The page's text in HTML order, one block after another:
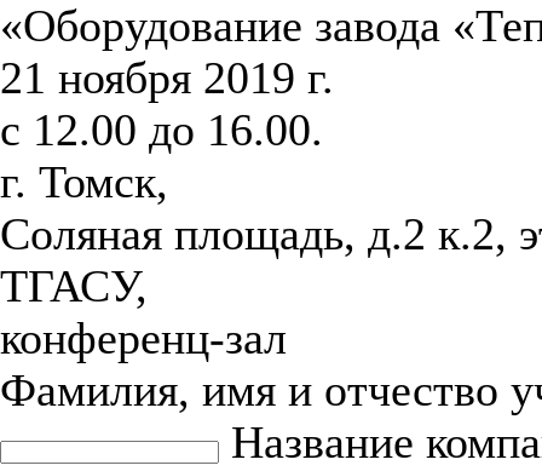
«Оборудование завода
21 ноября 2019 г.
с 12.00 до 16.00.
г. Томск,
Соляная площадь, д.2 к.2,
ТГАСУ,
конференц-зал
Фамилия, имя и отчество
Название